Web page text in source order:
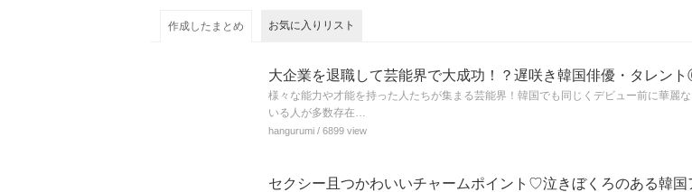
作成したまとめ お気に入りリスト
大企業を退職して芸能界で大成功！？遅咲き韓国俳優・タレン
様々な能力や才能を持った人たちが集まる芸能界！韓国でも同じくデビュー前に華麗
いる人が多数存在…
hangurumi / 6899 view
セクシー且つかわいいチャームポイント♡泣きぼくろのある韓